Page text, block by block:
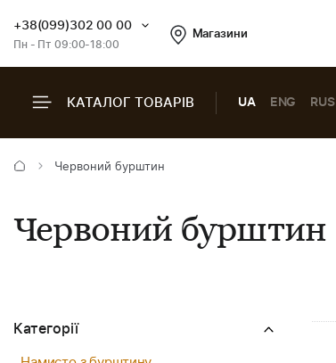
+38(099)302 00 00
Пн - Пт 09:00-18:00
Магазини
КАТАЛОГ ТОВАРІВ UA ENG RUS
Червоний бурштин
Червоний бурштин
Категорії